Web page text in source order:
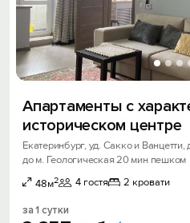
Апартаменты с
историческом центре
Екатеринбург, уд. Сакко и Ванцетти,
до м. Геологическая 20 мин пешком
48м2 4 гостя 2 кровати
за 1 сутки